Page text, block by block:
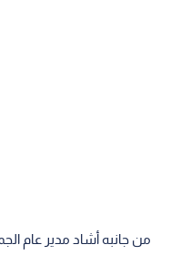
من جانبه أشاد مدير عام